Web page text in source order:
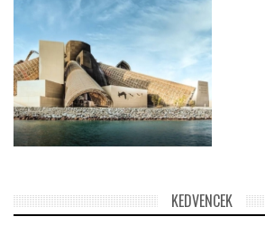
KEDVENCEK